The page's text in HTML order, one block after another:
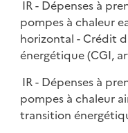
IR - Dépenses à
pompes à chaleur
horizontal - Crédit
énergétique (CGI,
IR - Dépenses à
pompes à chaleur
transition